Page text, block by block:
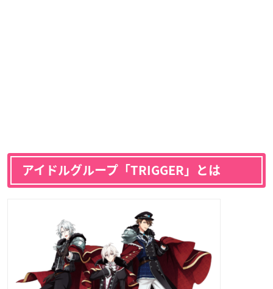
アイドルグループ「TRIGGER」とは